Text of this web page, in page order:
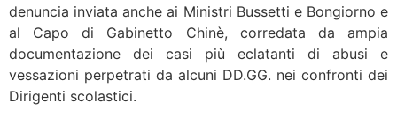
denuncia inviata anche ai Ministri Bussetti e Bongiorno e
al Capo di Gabinetto Chinè, corredata da ampia
documentazione dei casi più eclatanti di abusi e
vessazioni perpetrati da alcuni DD.GG. nei confronti dei
Dirigenti scolastici.